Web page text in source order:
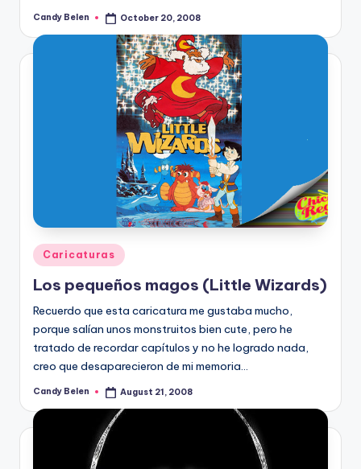
Posted
Candy Belen October 20, 2008
Posted
in
Caricaturas
Los pequeños magos (Little Wizards)
Recuerdo que esta caricatura me gustaba mucho,
porque salí­an unos monstruitos bien cute, pero he
tratado de recordar capí­tulos y no he logrado nada,
creo que desaparecieron de mi memoria…
Posted
Candy Belen August 21, 2008